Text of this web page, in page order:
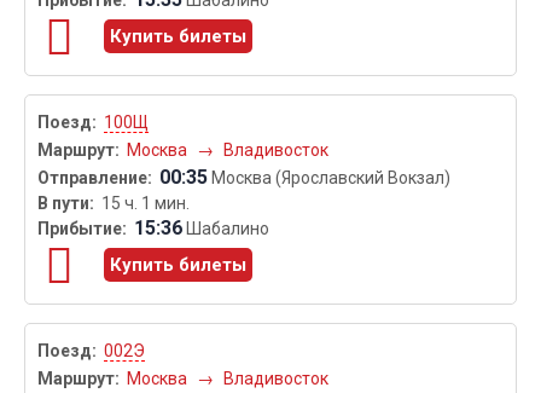
Купить билеты
100Щ
Москва
→ Владивосток
00:35 Москва (Ярославский Вокзал)
15 ч. 1 мин.
15:36 Шабалино
Купить билеты
002Э
Москва
→ Владивосток